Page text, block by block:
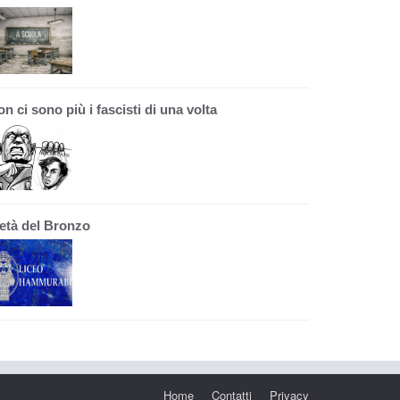
ci sono più i fascisti di una volta
del Bronzo
Home Contatti Privacy